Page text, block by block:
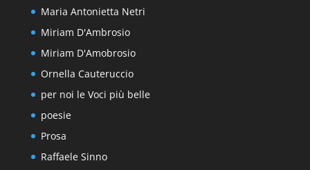
Maria Antonietta Netri
Miriam D'Ambrosio
Miriam D'Amobrosio
Ornella Cauteruccio
per noi le Voci più belle
poesie
Prosa
Raffaele Sinno